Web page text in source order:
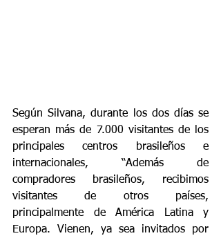
Según Silvana, durante los dos días se
esperan más de 7.000 visitantes de los
principales centros brasileños e
internacionales, “Además de
compradores brasileños, recibimos
visitantes de otros países,
principalmente de América Latina y
Europa. Vienen, ya sea invitados por